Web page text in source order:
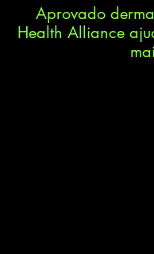
Aprovado
Health Alliance